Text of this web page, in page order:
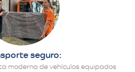
seguro:
moderna de vehículos equipados